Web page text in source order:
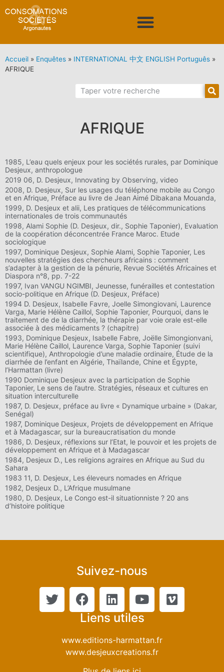
Accueil » Enquêtes » INTERNATIONAL 中文 ENGLISH Português »
AFRIQUE
AFRIQUE
1985, L’eau quels enjeux pour les sociétés rurales, par Dominique
Desjeux, anthropologue
2019 06, D. Desjeux, Innovating by Observing, video
2008, D. Desjeux, Sur les usages du téléphone mobile au Congo
et en Afrique, Préface au livre de Jean Aimé Dibakana Mouanda,
1999, D. Desjeux et alii, Les pratiques de télécommunications
internationales de trois communautés
1998, Alami Sophie (D. Desjeux, dir., Sophie Taponier), Evaluation
de la coopération déconcentrée France Maroc. Etude
sociologique
1997, Dominique Desjeux, Sophie Alami, Sophie Taponier, Les
nouvelles stratégies des chercheurs africains : comment
s’adapter à la gestion de la pénurie, Revue Sociétés Africaines et
Diaspora n°8, pp. 7-22
1997, Ivan VANGU NGIMBI, Jeunesse, funérailles et contestation
socio-politique en Afrique (D. Desjeux, Préface)
1994 D. Desjeux, Isabelle Favre, Joelle Simongiovani, Laurence
Varga, Marie Hélène Caillol, Sophie Taponier, Pourquoi, dans le
traitement de de la diarrhée, la thérapie par voie orale est-elle
associée à des médicaments ? (chapitre)
1993, Dominique Desjeux, Isabelle Fabre, Joëlle Simongionvani,
Marie Hélène Caillol, Laurence Varga, Sophie Taponier (suivi
scientifique), Anthropologie d’une maladie ordinaire, Étude de la
diarrhée de l’enfant en Algérie, Thaïlande, Chine et Égypte,
l’Harmattan (livre)
1990 Dominique Desjeux avec la participation de Sophie
Taponier, Le sens de l’autre. Stratégies, réseaux et cultures en
situation interculturelle
1987, D. Desjeux, préface au livre « Dynamique urbaine » (Dakar,
Senégal)
1987, Dominique Desjeux, Projets de développement en Afrique
et à Madagascar, sur la bureaucratisation du monde
1986, D. Desjeux, réflexions sur l’Etat, le pouvoir et les projets de
développement en Afrique et à Madagascar
1984, Desjeux D., Les religions agraires en Afrique au Sud du
Sahara
1983 11, D. Desjeux, Les éleveurs nomades en Afrique
1982, Desjeux D., L’Afrique musulmane
1980, D. Desjeux, Le Congo est-il situationniste ? 20 ans
d’histoire politique
Suivez-nous
Liens utiles
www.editions-harmattan.fr
www.desjeuxcreations.fr